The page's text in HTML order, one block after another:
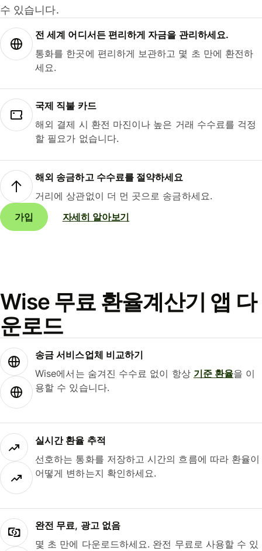
수 있습니다.
전 세계 어디서든 편리하게 자금을 관리하세요.
통화를 한곳에 편리하게 보관하고 몇 초 만에 환전하
세요.
국제 직불 카드
해외 결제 시 환전 마진이나 높은 거래 수수료를 걱정
할 필요가 없습니다.
해외 송금하고 수수료를 절약하세요
거리에 상관없이 더 먼 곳으로 송금하세요.
가입
자세히 알아보기
Wise 무료 환율계산기 앱 다
운로드
송금 서비스업체 비교하기
Wise에서는 숨겨진 수수료 없이 항상 기준 환율을 이
용할 수 있습니다.
실시간 환율 추적
선호하는 통화를 저장하고 시간의 흐름에 따라 환율이
어떻게 변하는지 확인하세요.
완전 무료, 광고 없음
몇 초 만에 다운로드하세요. 완전 무료로 사용할 수 있